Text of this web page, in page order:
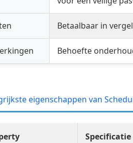
Betaalbaar in
Behoefte
eigenschappen van
Specificatie